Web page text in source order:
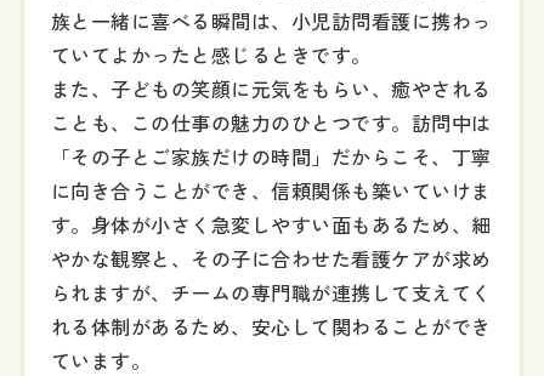
族と一緒に喜べる瞬間は、小児訪問看護に携わっ
ていてよかったと感じるときです。
また、子どもの笑顔に元気をもらい、癒やされる
ことも、この仕事の魅力のひとつです。訪問中は
「その子とご家族だけの時間」だからこそ、丁寧
に向き合うことができ、信頼関係も築いていけま
す。身体が小さく急変しやすい面もあるため、細
やかな観察と、その子に合わせた看護ケアが求め
られますが、チームの専門職が連携して支えてく
れる体制があるため、安心して関わることができ
ています。